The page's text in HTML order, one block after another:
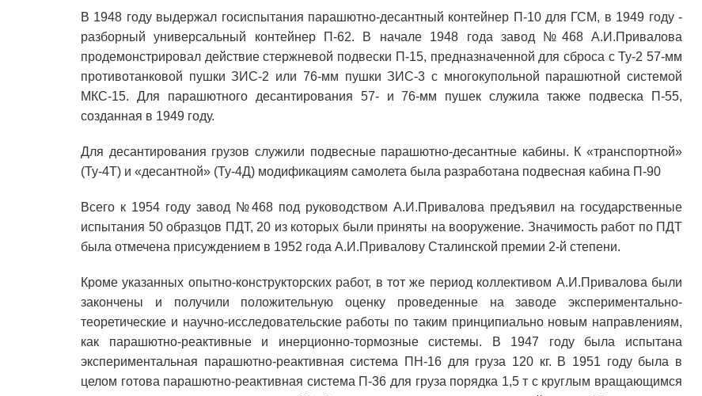
В 1948 году выдержал госиспытания парашютно-десантный контейнер П-10 для ГСМ, в 1949 году -
разборный универсальный контейнер П-62. В начале 1948 года завод №468 А.И.Привалова
продемонстрировал действие стержневой подвески П-15, предназначенной для сброса с Ту-2 57-мм
противотанковой пушки ЗИС-2 или 76-мм пушки ЗИС-3 с многокупольной парашютной системой
МКС-15. Для парашютного десантирования 57- и 76-мм пушек служила также подвеска П-55,
созданная в 1949 году.
Для десантирования грузов служили подвесные парашютно-десантные кабины. К «транспортной»
(Ту-4Т) и «десантной» (Ту-4Д) модификациям самолета была разработана подвесная кабина П-90
Всего к 1954 году завод №468 под руководством А.И.Привалова предъявил на государственные
испытания 50 образцов ПДТ, 20 из которых были приняты на вооружение. Значимость работ по ПДТ
была отмечена присуждением в 1952 года А.И.Привалову Сталинской премии 2-й степени.
Кроме указанных опытно-конструкторских работ, в тот же период коллективом А.И.Привалова были
закончены и получили положительную оценку проведенные на заводе экспериментально-
теоретические и научно-исследовательские работы по таким принципиально новым направлениям,
как парашютно-реактивные и инерционно-тормозные системы. В 1947 году была испытана
экспериментальная парашютно-реактивная система ПН-16 для груза 120 кг. В 1951 году была в
целом готова парашютно-реактивная система П-36 для груза порядка 1,5 т с круглым вращающимся